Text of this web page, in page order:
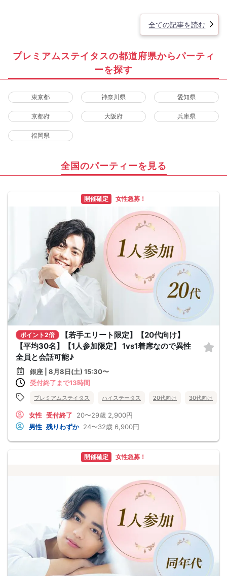
全ての記事を読む
プレミアムステイタスの都道府県からパーティ
ーを探す
東京都 神奈川県 愛知県
京都府 大阪府 兵庫県
福岡県
全国のパーティーを見る
開催確定 女性急募！
ポイント2倍
【若手エリート限定】【20代向け】
【平均30名】【1人参加限定】 1vs1着席なので異性
全員と会話可能♪
銀座 | 8月8日(土) 15:30〜
受付終了まで13時間
プレミアムステイタス ハイステータス 20代向け 30代向け
女性 受付終了 20〜29歳 2,900円
男性 残りわずか 24〜32歳 6,900円
開催確定 女性急募！